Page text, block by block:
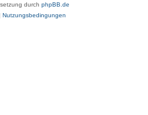
durch phpBB.de
Nutzungsbedingungen